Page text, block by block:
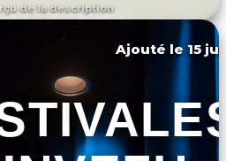
de la description
L'ÉVÉNEMENT
Ajouté le 15